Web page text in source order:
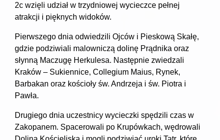
2c wzięli udział w trzydniowej wycieczce pełnej
atrakcji i pięknych widoków.
Pierwszego dnia odwiedzili Ojców i Pieskową Skałę,
gdzie podziwiali malowniczą dolinę Prądnika oraz
słynną Maczugę Herkulesa. Następnie zwiedzali
Kraków – Sukiennice, Collegium Maius, Rynek,
Barbakan oraz kościoły św. Andrzeja i św. Piotra i
Pawła.
Drugiego dnia uczestnicy wycieczki spędzili czas w
Zakopanem. Spacerowali po Krupówkach, wędrowali